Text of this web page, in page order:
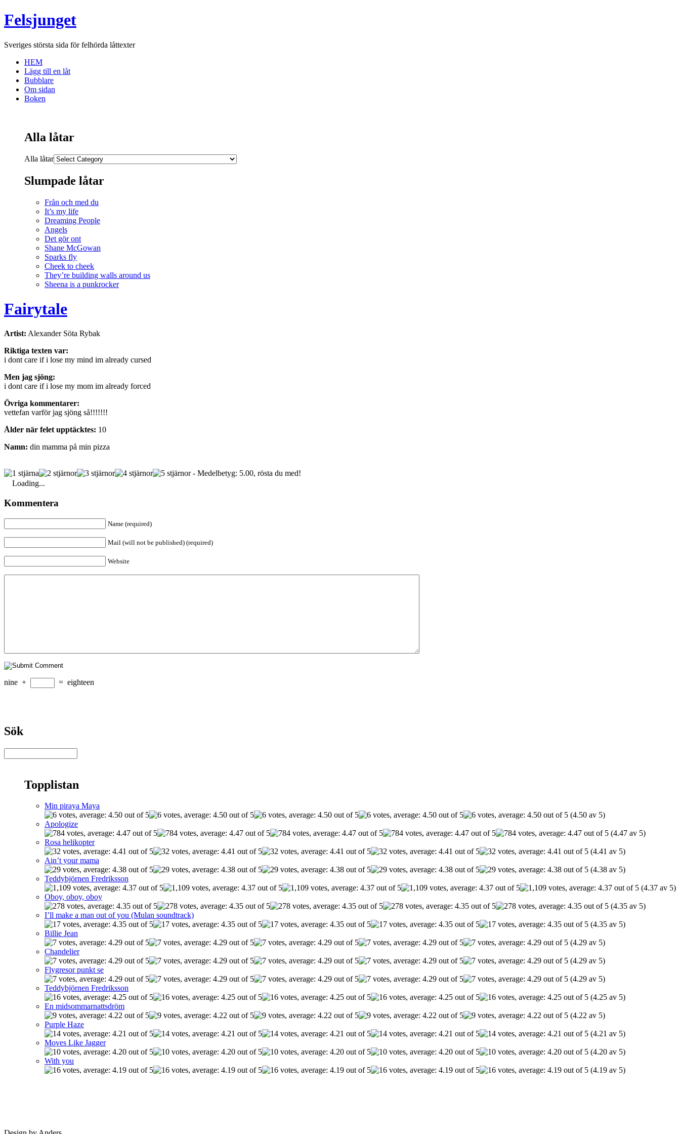
Felsjunget
Sveriges största sida för felhörda låttexter
HEM
Lägg till en låt
Bubblare
Om sidan
Boken
Alla låtar
Alla låtar
Slumpade låtar
Från och med du
It’s my life
Dreaming People
Angels
Det gör ont
Shane McGowan
Sparks fly
Cheek to cheek
They’re building walls around us
Sheena is a punkrocker
Fairytale
Artist: Alexander Söta Rybak
Riktiga texten var:
i dont care if i lose my mind im already cursed
Men jag sjöng:
i dont care if i lose my mom im already forced
Övriga kommentarer:
vettefan varför jag sjöng så!!!!!!!
Ålder när felet upptäcktes: 10
Namn: din mamma på min pizza
- Medelbetyg: 5.00, rösta du med!
Loading...
Kommentera
Name (required)
Mail (will not be published) (required)
Website
nine + = eighteen
Sök
Topplistan
Min piraya Maya
(4.50 av 5)
Apologize
(4.47 av 5)
Rosa helikopter
(4.41 av 5)
Ain’t your mama
(4.38 av 5)
Teddybjörnen Fredriksson
(4.37 av 5)
Oboy, oboy, oboy
(4.35 av 5)
I’ll make a man out of you (Mulan soundtrack)
(4.35 av 5)
Billie Jean
(4.29 av 5)
Chandelier
(4.29 av 5)
Flygresor punkt se
(4.29 av 5)
Teddybjörnen Fredriksson
(4.25 av 5)
En midsommarnattsdröm
(4.22 av 5)
Purple Haze
(4.21 av 5)
Moves Like Jagger
(4.20 av 5)
With you
(4.19 av 5)